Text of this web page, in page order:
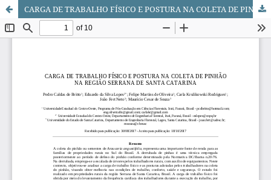
CARGA DE TRABALHO FÍSICO E POSTURA NA COLETA DE PINHÃO NA REGIÃO SERRANA DE SANTA CATARINA